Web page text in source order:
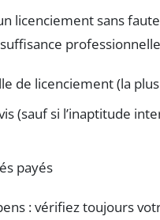
licenciement sans
de licenciement (la
(sauf si l’inaptitude
payés
: vérifiez toujours